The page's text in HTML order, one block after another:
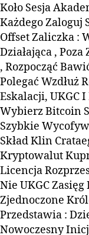
Koło Sesja
Każdego Zaloguj
Offset Zaliczka :
Działająca ,
, Rozpocząć
Polegać Wzdłuż
Eskalacji, UKGC
Wybierz Bitcoin
Szybkie
Skład Klin
Kryptowalut
Licencja
Nie UKGC
Zjednoczone
Przedstawia :
Nowoczesny